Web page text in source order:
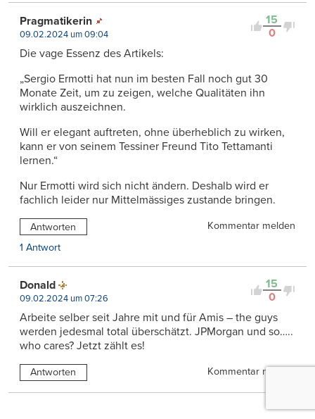
15
0
Pragmatikerin
09.02.2024 um 09:04
Die vage Essenz des Artikels:
„Sergio Ermotti hat nun im besten Fall noch gut 30
Monate Zeit, um zu zeigen, welche Qualitäten ihn
wirklich auszeichnen.
Will er elegant auftreten, ohne überheblich zu wirken,
kann er von seinem Tessiner Freund Tito Tettamanti
lernen.“
Nur Ermotti wird sich nicht ändern. Deshalb wird er
fachlich leider nur Mittelmässiges zustande bringen.
Antworten
Kommentar melden
1 Antwort
15
0
Donald
09.02.2024 um 07:26
Arbeite selber seit Jahre mit und für Amis – the guys
werden jedesmal total überschätzt. JPMorgan und so…..
who cares? Jetzt zählt es!
Antworten Kommentar melden